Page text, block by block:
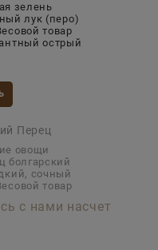
зелень
лук (перо)
товар
острый
Перец
овощи
болгарский
сочный
товар
с нами насчет